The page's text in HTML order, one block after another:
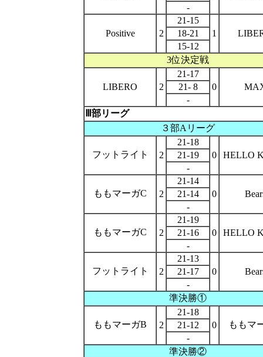
-
Positive 2
21-15
1
18-21
15-12
3位決定戦
LIBERO 2
21-17
0
21- 8
-
Ⅲ部リーグ
３部Aリーグ
フットライト 2
21-18
0
HELLO
21-19
-
ももマーガC 2
21-14
0
21-14
-
ももマーガC 2
21-19
0
HELLO
21-16
-
フットライト 2
21-13
0
21-17
-
準決勝①
ももマーガB 2
21-18
0
ももマ
21-12
-
準決勝②